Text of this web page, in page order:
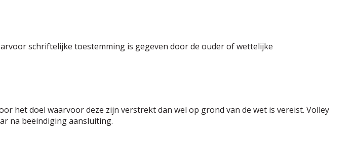
schriftelijke toestemming is gegeven door de ouder of wettelijke
het doel waarvoor deze zijn verstrekt dan wel op grond van de wet is vereist. Volley
na beëindiging aansluiting.